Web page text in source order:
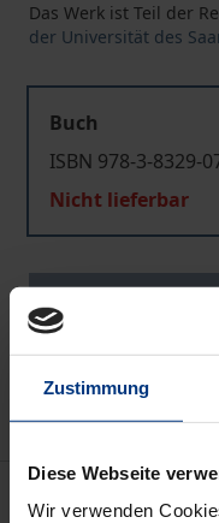
Zustimmung
Diese Webseite
Wir verwenden
Das Werk ist Teil der
der Universität des
Buch
ISBN 978-3-8329-
Nicht lieferbar
Zur Wunschliste